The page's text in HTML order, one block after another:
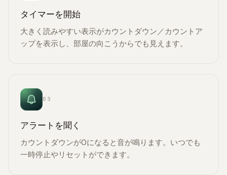
タイマーを開始
大きく読みやすい表示がカウントダウン／カウントア
ップを表示し、部屋の向こうからでも見えます。
03
アラートを聞く
カウントダウンが0になると音が鳴ります。いつでも
一時停止やリセットができます。